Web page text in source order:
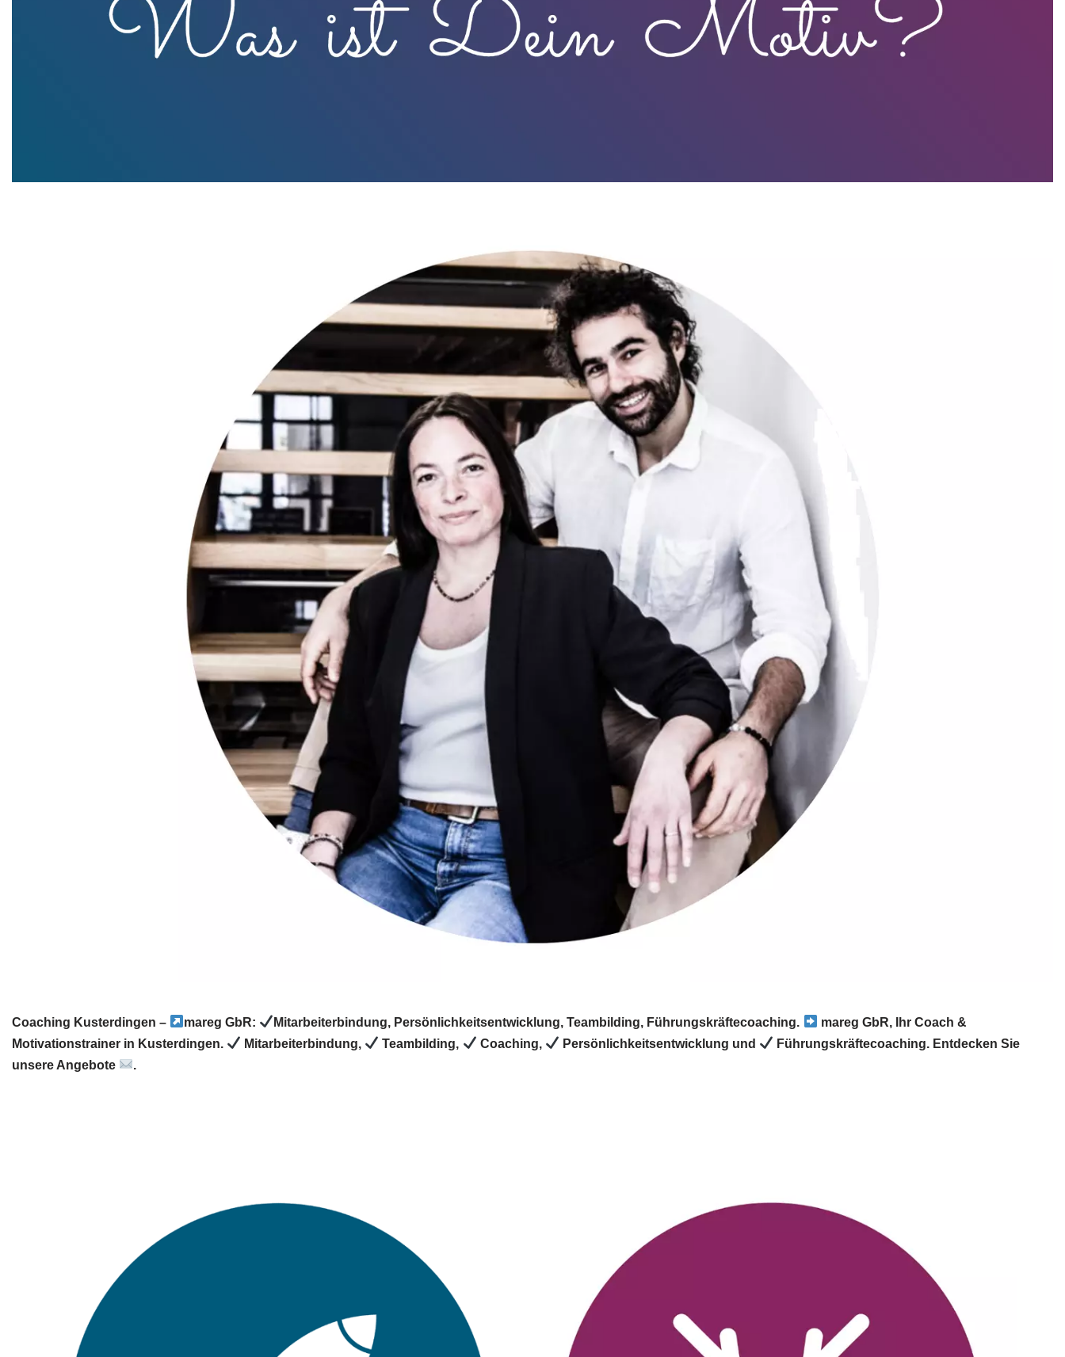
Coaching Kusterdingen – mareg GbR: Mitarbeiterbindung, Persönlichkeitsentwicklung, Teambilding, Führungskräftecoaching.
mareg GbR, Ihr Coach &
Motivationstrainer in Kusterdingen.
Mitarbeiterbindung, Teambilding, Coaching, Persönlichkeitsentwicklung und
Führungskräftecoaching. Entdecken Sie
unsere Angebote
.